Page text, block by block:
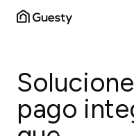
pago